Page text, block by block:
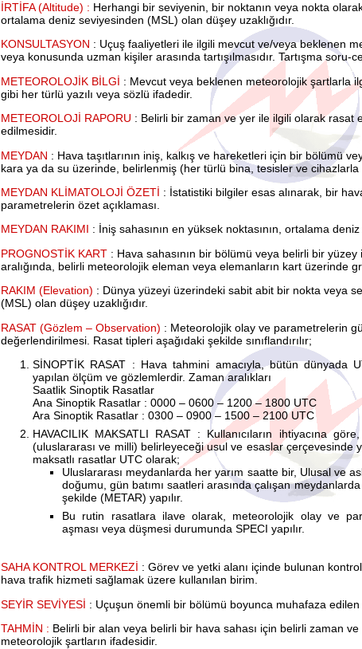
İRTİFA (Altitude) : Herhangi bir seviyenin, bir noktanın veya nokta
ortalama deniz seviyesinden (MSL) olan düşey uzaklığıdır.
KONSULTASYON : Uçuş faaliyetleri ile ilgili mevcut ve/veya beklenen
veya konusunda uzman kişiler arasında tartışılmasıdır. Tartışma soru-
METEOROLOJİK BİLGİ : Mevcut veya beklenen meteorolojik şartlarla
gibi her türlü yazılı veya sözlü ifadedir.
METEOROLOJİ RAPORU : Belirli bir zaman ve yer ile ilgili olarak rasat
edilmesidir.
MEYDAN : Hava taşıtlarının iniş, kalkış ve hareketleri için bir bölümü
kara ya da su üzerinde, belirlenmiş (her türlü bina, tesisler ve cihazlarla
MEYDAN KLİMATOLOJİ ÖZETİ : İstatistiki bilgiler esas alınarak, bir
parametrelerin özet açıklaması.
MEYDAN RAKIMI : İniş sahasının en yüksek noktasının, ortalama
PROGNOSTİK KART : Hava sahasının bir bölümü veya belirli bir
aralığında, belirli meteorolojik eleman veya elemanların kart üzerinde
RAKIM (Elevation) : Dünya yüzeyi üzerindeki sabit abit bir nokta veya
(MSL) olan düşey uzaklığıdır.
RASAT (Gözlem – Observation) : Meteorolojik olay ve parametrelerin
değerlendirilmesi. Rasat tipleri aşağıdaki şekilde sınıflandırılır;
SİNOPTİK RASAT : Hava tahmini amacıyla, bütün dünyada
yapılan ölçüm ve gözlemlerdir. Zaman aralıkları
Saatlik Sinoptik Rasatlar
Ana Sinoptik Rasatlar : 0000 – 0600 – 1200 – 1800 UTC
Ara Sinoptik Rasatlar : 0300 – 0900 – 1500 – 2100 UTC
HAVACILIK MAKSATLI RASAT : Kullanıcıların ihtiyacına
(uluslararası ve milli) belirleyeceği usul ve esaslar çerçevesinde
maksatlı rasatlar UTC olarak;
Uluslararası meydanlarda her yarım saatte bir, Ulusal ve
doğumu, gün batımı saatleri arasında çalışan
şekilde (METAR) yapılır.
Bu rutin rasatlara ilave olarak, meteorolojik olay ve
aşması veya düşmesi durumunda SPECI yapılır.
SAHA KONTROL MERKEZİ : Görev ve yetki alanı içinde bulunan
hava trafik hizmeti sağlamak üzere kullanılan birim.
SEYİR SEVİYESİ : Uçuşun önemli bir bölümü boyunca muhafaza edilen
TAHMİN : Belirli bir alan veya belirli bir hava sahası için belirli zaman
meteorolojik şartların ifadesidir.